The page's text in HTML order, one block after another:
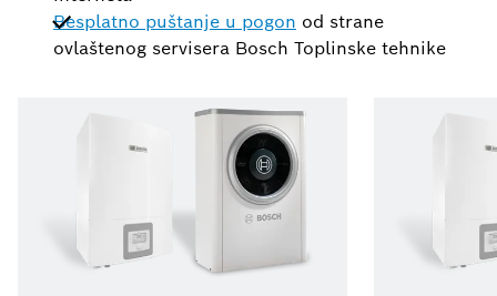
Besplatno puštanje u pogon od strane
ovlaštenog servisera Bosch Toplinske tehnike